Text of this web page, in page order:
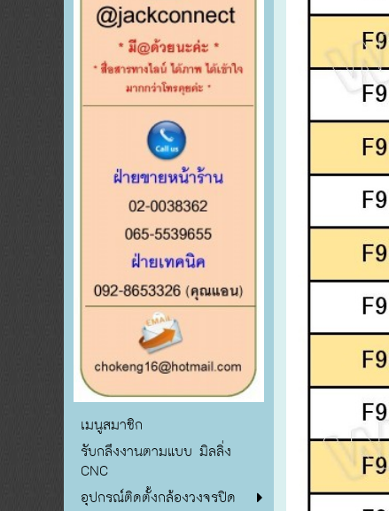
เมนูสมาชิก
รับกลึงงานตามแบบ มิลลิ่ง
CNC
อุปกรณ์ติดตั้งกล้องวงจรปิด